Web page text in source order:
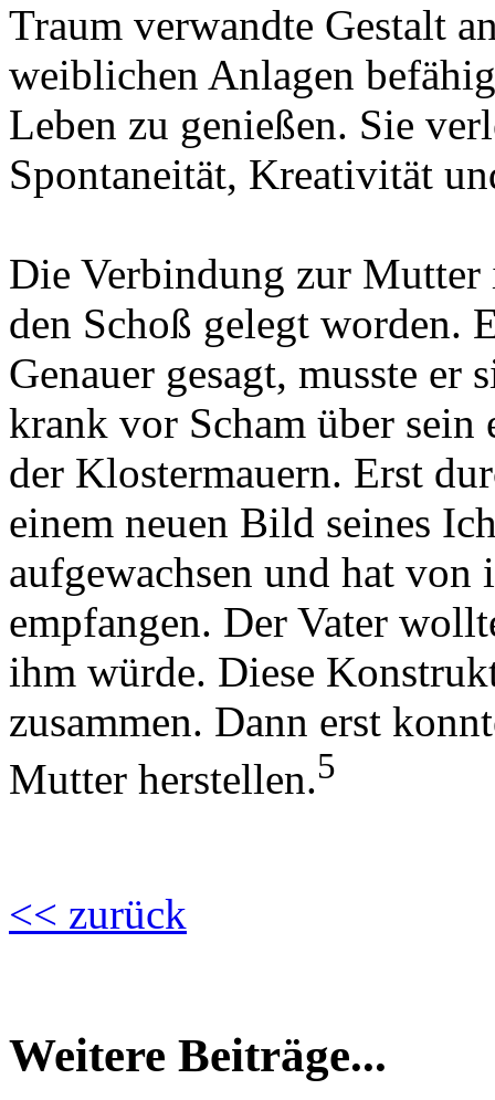
Traum verwandte Gestalt
weiblichen Anlagen
Leben zu genießen. Sie
Spontaneität, Kreativität
Die Verbindung zur
den Schoß gelegt worden.
Genauer gesagt, musste
krank vor Scham über sein
der Klostermauern. Erst
einem neuen Bild seines
aufgewachsen und hat
empfangen. Der Vater
ihm würde. Diese
zusammen. Dann erst
Mutter herstellen.5
<< zurück
Weitere Beiträge...